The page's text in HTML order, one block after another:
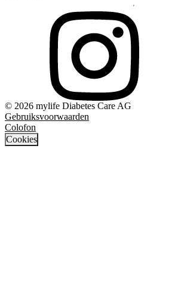
© 2026 mylife Diabetes Care AG
Gebruiksvoorwaarden
Colofon
Cookies